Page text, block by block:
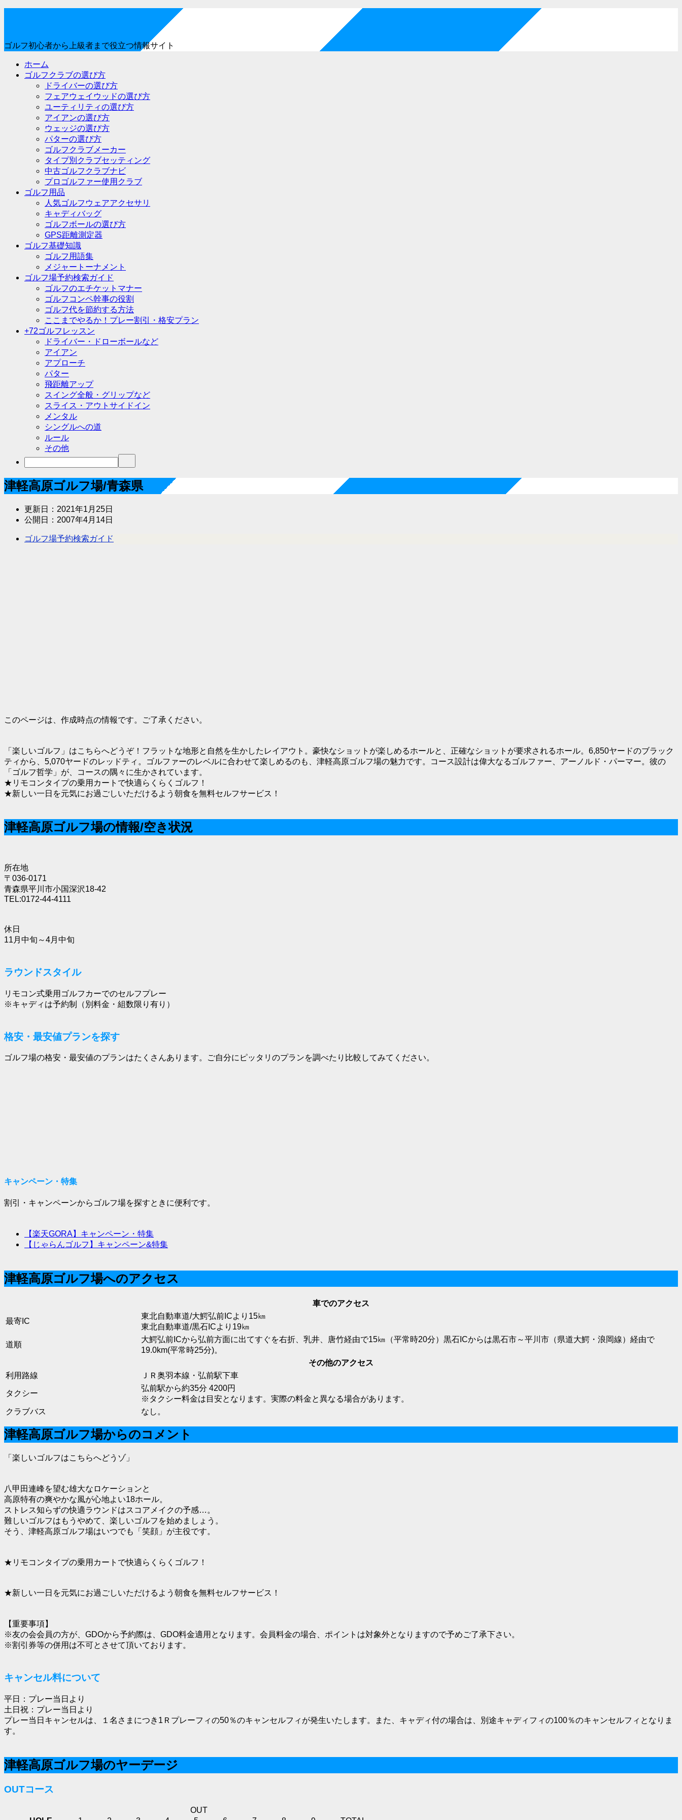
ゴルフ初心者から上級者まで役立つ情報サイト
ホーム
ゴルフクラブの選び方
ドライバーの選び方
フェアウェイウッドの選び方
ユーティリティの選び方
アイアンの選び方
ウェッジの選び方
パターの選び方
ゴルフクラブメーカー
タイプ別クラブセッティング
中古ゴルフクラブナビ
プロゴルファー使用クラブ
ゴルフ用品
人気ゴルフウェアアクセサリ
キャディバッグ
ゴルフボールの選び方
GPS距離測定器
ゴルフ基礎知識
ゴルフ用語集
メジャートーナメント
ゴルフ場予約検索ガイド
ゴルフのエチケットマナー
ゴルフコンペ幹事の役割
ゴルフ代を節約する方法
ここまでやるか！プレー割引・格安プラン
+72ゴルフレッスン
ドライバー・ドローボールなど
アイアン
アプローチ
パター
飛距離アップ
スイング全般・グリップなど
スライス・アウトサイドイン
メンタル
シングルへの道
ルール
その他
津軽高原ゴルフ場/青森県
更新日： 2021年1月25日
公開日： 2007年4月14日
ゴルフ場予約検索ガイド
このページは、作成時点の情報です。ご了承ください。
「楽しいゴルフ」はこちらへどうぞ！フラットな地形と自然を生かしたレイアウト。豪快なショットが楽しめるホールと、正確なショットが要求されるホール。6,850ヤードのブラック
ティから、5,070ヤードのレッドティ。ゴルファーのレベルに合わせて楽しめるのも、津軽高原ゴルフ場の魅力です。コース設計は偉大なるゴルファー、アーノルド・パーマー。彼の
「ゴルフ哲学」が、コースの隅々に生かされています。
★リモコンタイプの乗用カートで快適らくらくゴルフ！
★新しい一日を元気にお過ごしいただけるよう朝食を無料セルフサービス！
津軽高原ゴルフ場の情報/空き状況
所在地
〒036-0171
青森県平川市小国深沢18-42
TEL:0172-44-4111
休日
11月中旬～4月中旬
ラウンドスタイル
リモコン式乗用ゴルフカーでのセルフプレー
※キャディは予約制（別料金・組数限り有り）
格安・最安値プランを探す
ゴルフ場の格安・最安値のプランはたくさんあります。ご自分にピッタリのプランを調べたり比較してみてください。
キャンペーン・特集
割引・キャンペーンからゴルフ場を探すときに便利です。
【楽天GORA】キャンペーン・特集
【じゃらんゴルフ】キャンペーン&特集
津軽高原ゴルフ場へのアクセス
車でのアクセス
最寄IC
東北自動車道/大鰐弘前ICより15㎞
東北自動車道/黒石ICより19㎞
道順
大鰐弘前ICから弘前方面に出てすぐを右折、乳井、唐竹経由で15㎞（平常時20分）黒石ICからは黒石市～平川市（県道大鰐・浪岡線）経由で
19.0km(平常時25分)。
その他のアクセス
利用路線
ＪＲ奥羽本線・弘前駅下車
タクシー
弘前駅から約35分 4200円
※タクシー料金は目安となります。実際の料金と異なる場合があります。
クラブバス
なし。
津軽高原ゴルフ場からのコメント
「楽しいゴルフはこちらへどうゾ」
八甲田連峰を望む雄大なロケーションと
高原特有の爽やかな風が心地よい18ホール。
ストレス知らずの快適ラウンドはスコアメイクの予感…。
難しいゴルフはもうやめて、楽しいゴルフを始めましょう。
そう、津軽高原ゴルフ場はいつでも「笑顔」が主役です。
★リモコンタイプの乗用カートで快適らくらくゴルフ！
★新しい一日を元気にお過ごしいただけるよう朝食を無料セルフサービス！
【重要事項】
※友の会会員の方が、GDOから予約際は、GDO料金適用となります。会員料金の場合、ポイントは対象外となりますので予めご了承下さい。
※割引券等の併用は不可とさせて頂いております。
キャンセル料について
平日：プレー当日より
土日祝：プレー当日より
プレー当日キャンセルは、１名さまにつき1Ｒプレーフィの50％のキャンセルフィが発生いたします。また、キャディ付の場合は、別途キャディフィの100％のキャンセルフィとなりま
す。
津軽高原ゴルフ場のヤーデージ
OUTコース
OUT